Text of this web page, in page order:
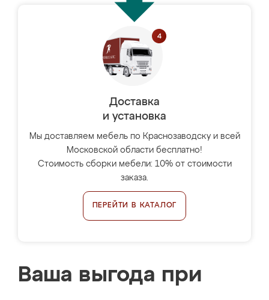
Доставка
и установка
Мы доставляем мебель по Краснозаводску и всей
Московской области бесплатно!
Стоимость сборки мебели: 10% от стоимости
заказа.
ПЕРЕЙТИ В КАТАЛОГ
Ваша выгода при